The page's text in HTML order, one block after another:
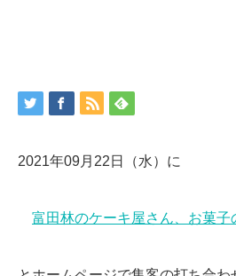
2021年09月22日（水）に
富田林のケーキ屋さん、お菓子